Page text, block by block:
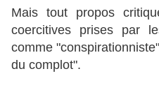
Mais tout propos
coercitives prises par
comme
du complot".